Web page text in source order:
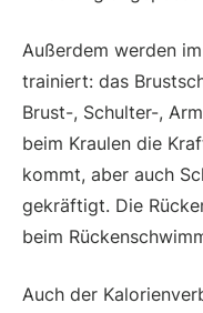
Außerdem werden
trainiert: das
Brust-, Schulter-,
beim Kraulen die
kommt, aber auch
gekräftigt. Die
beim
Auch der